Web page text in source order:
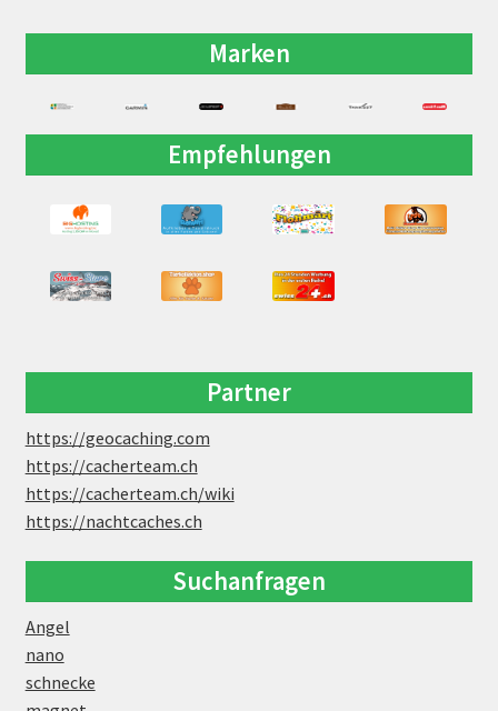
Marken
Empfehlungen
Partner
https://geocaching.com
https://cacherteam.ch
https://cacherteam.ch/wiki
https://nachtcaches.ch
Suchanfragen
Angel
nano
schnecke